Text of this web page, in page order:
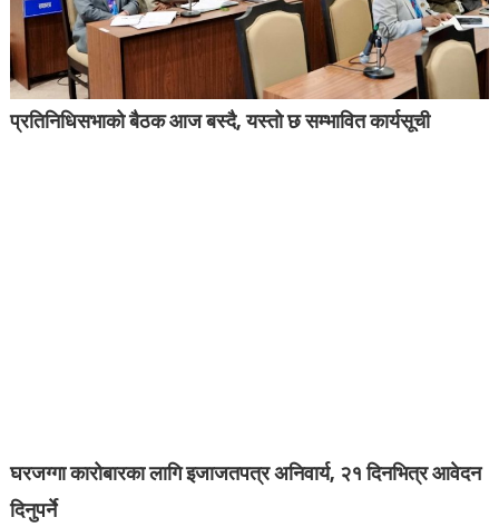
प्रतिनिधिसभाको बैठक आज बस्दै, यस्तो छ सम्भावित कार्यसूची
घरजग्गा कारोबारका लागि इजाजतपत्र अनिवार्य, २१ दिनभित्र आवेदन
दिनुपर्ने